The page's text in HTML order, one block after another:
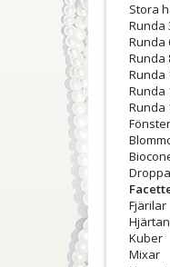
Stora
Runda
Runda
Runda
Runda
Runda
Runda
Fjärilar
Hjärtan
Kuber
Mixar